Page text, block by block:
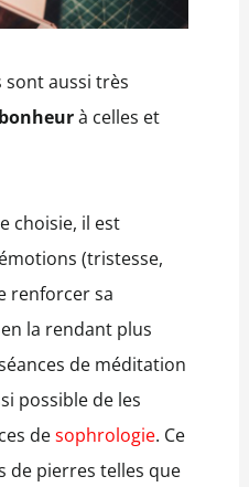
sont aussi très
à celles et
choisie, il est
(tristesse,
renforcer sa
la rendant plus
de méditation
possible de les
desophrologie. Ce
de pierres telles que